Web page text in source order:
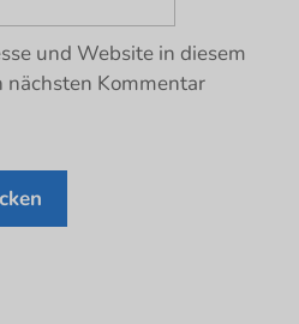
und Website in diesem
nächsten Kommentar